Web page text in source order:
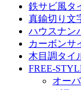
鉄サビ風タ
真鍮切り文
ハウスナン
カーボンサ
木目調タイ
FREE-
オー